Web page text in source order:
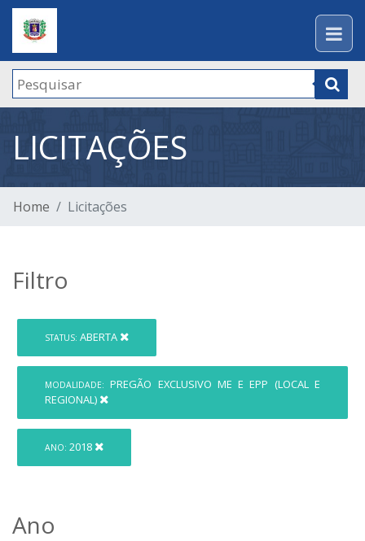
LICITAÇÕES
Home Licitações
Filtro
STATUS: ABERTA
MODALIDADE: PREGÃO EXCLUSIVO ME E EPP (LOCAL E
REGIONAL)
ANO: 2018
Ano